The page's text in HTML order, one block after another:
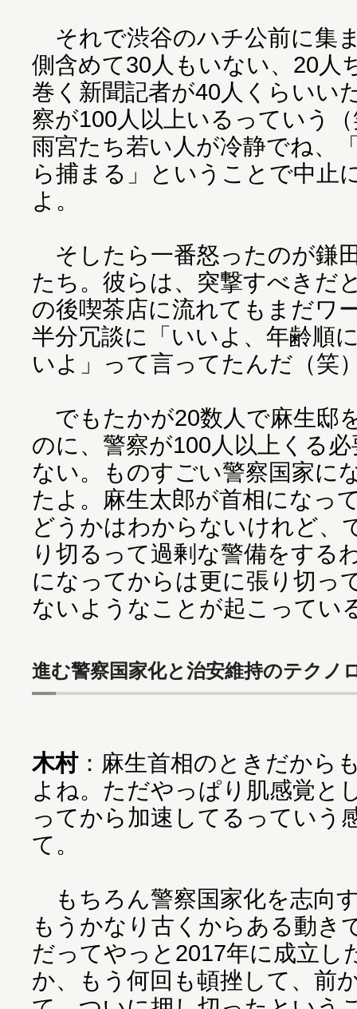
それで渋谷のハチ公前に集
側含めて30人もいない、20人
巻く新聞記者が40人くらいい
察が100人以上いるっていう
雨宮たち若い人が冷静でね、
ら捕まる」ということで中止
よ。
そしたら一番怒ったのが鎌
たち。彼らは、突撃すべきだ
の後喫茶店に流れてもまだワ
半分冗談に「いいよ、年齢順
いよ」って言ってたんだ（笑
でもたかが20数人で麻生邸
のに、警察が100人以上くる
ない。ものすごい警察国家に
たよ。麻生太郎が首相になっ
どうかはわからないけれど、
り切るって過剰な警備をする
になってからは更に張り切っ
ないようなことが起こってい
進む警察国家化と治安維持のテクノ
木村：麻生首相のときだから
よね。ただやっぱり肌感覚と
ってから加速してるっていう
て。
もちろん警察国家化を志向
もうかなり古くからある動き
だってやっと2017年に成立し
か、もう何回も頓挫して、前